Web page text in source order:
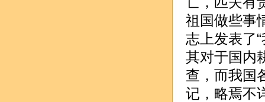
祖国做些事
志上发表了
其对于国内
查，而我国
记，略焉不